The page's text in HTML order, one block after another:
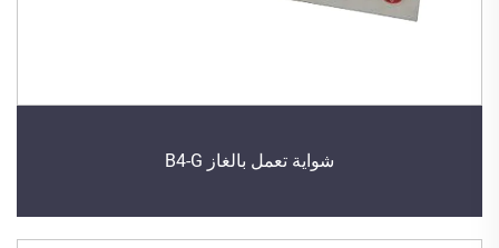
شواية تعمل بالغاز B4-G